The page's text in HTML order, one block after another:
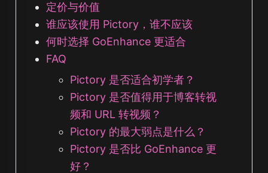
定价与价值
谁应该使用 Pictory，谁不应该
何时选择 GoEnhance 更适合
FAQ
Pictory 是否适合初学者？
Pictory 是否值得用于博客转视
频和 URL 转视频？
Pictory 的最大弱点是什么？
Pictory 是否比 GoEnhance 更
好？